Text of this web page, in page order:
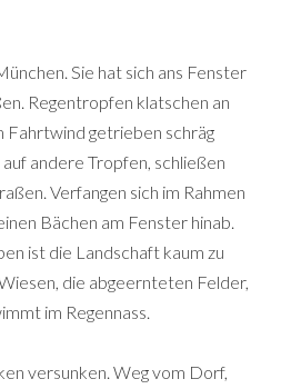
Sie hat sich ans Fenster
Regentropfen klatschen an
Fahrtwind getrieben schräg
andere Tropfen, schließen
Verfangen sich im Rahmen
Bächen am Fenster hinab.
ist die Landschaft kaum zu
die abgeernteten Felder,
im Regennass.
versunken. Weg vom Dorf,